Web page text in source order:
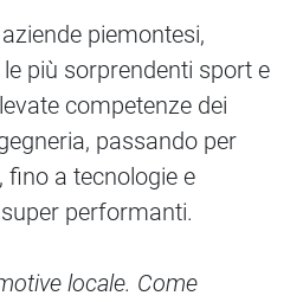
piemontesi,
più sorprendenti sport e
competenze dei
passando per
fino a tecnologie e
super performanti.
locale. Come